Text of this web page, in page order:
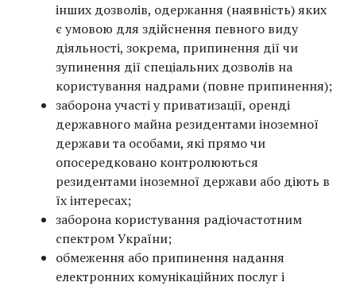
інших дозволів, одержання (наявність) яких
є умовою для здійснення певного виду
діяльності, зокрема, припинення дії чи
зупинення дії спеціальних дозволів на
користування надрами (повне припинення);
заборона участі у приватизації, оренді
державного майна резидентами іноземної
держави та особами, які прямо чи
опосередковано контролюються
резидентами іноземної держави або діють в
їх інтересах;
заборона користування радіочастотним
спектром України;
обмеження або припинення надання
електронних комунікаційних послуг і